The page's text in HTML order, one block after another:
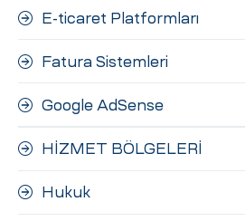
E-ticaret Platformları
Fatura Sistemleri
Google AdSense
HİZMET BÖLGELERİ
Hukuk